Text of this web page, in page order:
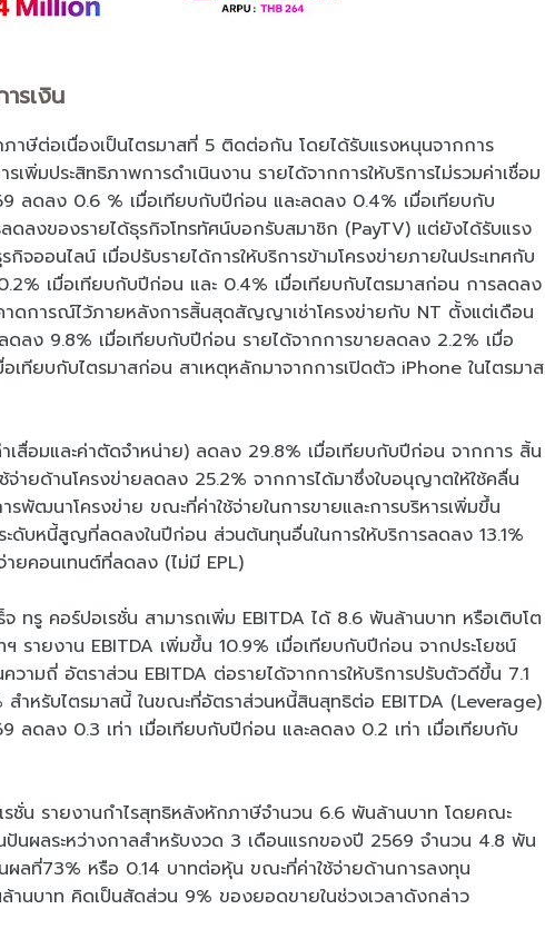
รเงิน
าษีต่อเนื่องเป็นไตรมาสที่ 5 ติดต่อกัน โดยได้รับแรงหนุนจากการ
พิ่มประสิทธิภาพการดำเนินงาน รายได้จากการให้บริการไม่รวมค่าเชื่อม
ลดลง 0.6 % เมื่อเทียบกับปีก่อน และลดลง 0.4% เมื่อเทียบกับ
ดลงของรายได้ธุรกิจโทรทัศน์บอกรับสมาชิก (PayTV) แต่ยังได้รับแรง
จออนไลน์ เมื่อปรับรายได้การให้บริการข้ามโครงข่ายภายในประเทศกับ
เมื่อเทียบกับปีก่อน และ 0.4% เมื่อเทียบกับไตรมาสก่อน การลดลง
คาดการณ์ไว้ภายหลังการสิ้นสุดสัญญาเช่าโครงข่ายกับ NT ตั้งแต่เดือน
ลง 9.8% เมื่อเทียบกับปีก่อน รายได้จากการขายลดลง 2.2% เมื่อ
เทียบกับไตรมาสก่อน สาเหตุหลักมาจากการเปิดตัว iPhone ในไตรมาส
าเสื่อมและค่าตัดจำหน่าย) ลดลง 29.8% เมื่อเทียบกับปีก่อน จากการ สิ้น
ายด้านโครงข่ายลดลง 25.2% จากการได้มาซึ่งใบอนุญาตให้ใช้คลื่น
พัฒนาโครงข่าย ขณะที่ค่าใช้จ่ายในการขายและการบริหารเพิ่มขึ้น
ะดับหนี้สูญที่ลดลงในปีก่อน ส่วนต้นทุนอื่นในการให้บริการลดลง 13.1%
ายคอนเทนต์ที่ลดลง (ไม่มี EPL)
ทรู คอร์ปอเรชั่น สามารถเพิ่ม EBITDA ได้ 8.6 พันล้านบาท หรือเติบโต
รายงาน EBITDA เพิ่มขึ้น 10.9% เมื่อเทียบกับปีก่อน จากประโยชน์
วามถี่ อัตราส่วน EBITDA ต่อรายได้จากการให้บริการปรับตัวดีขึ้น 7.1
ำหรับไตรมาสนี้ ในขณะที่อัตราส่วนหนี้สินสุทธิต่อ EBITDA (Leverage)
ลดลง 0.3 เท่า เมื่อเทียบกับปีก่อน และลดลง 0.2 เท่า เมื่อเทียบกับ
รชั่น รายงานกำไรสุทธิหลังหักภาษีจำนวน 6.6 พันล้านบาท โดยคณะ
นผลระหว่างกาลสำหรับงวด 3 เดือนแรกของปี 2569 จำนวน 4.8 พัน
ผลที่73% หรือ 0.14 บาทต่อหุ้น ขณะที่ค่าใช้จ่ายด้านการลงทุน
านบาท คิดเป็นสัดส่วน 9% ของยอดขายในช่วงเวลาดังกล่าว